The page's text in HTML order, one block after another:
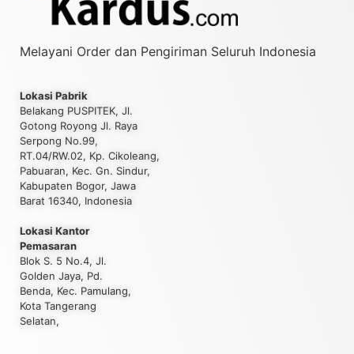
Melayani Order dan Pengiriman Seluruh Indonesia
Lokasi Pabrik
Belakang PUSPITEK, Jl.
Gotong Royong Jl. Raya
Serpong No.99,
RT.04/RW.02, Kp. Cikoleang,
Pabuaran, Kec. Gn. Sindur,
Kabupaten Bogor, Jawa
Barat 16340, Indonesia
Lokasi Kantor
Pemasaran
Blok S. 5 No.4, Jl.
Golden Jaya, Pd.
Benda, Kec. Pamulang,
Kota Tangerang
Selatan,